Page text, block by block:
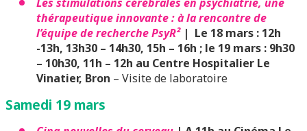
thérapeutique innovante : à la rencontre de
l’équipe de recherche PsyR² | Le 18 mars : 12h
-13h, 13h30 – 14h30, 15h – 16h ; le 19 mars : 9h30
– 10h30, 11h – 12h au Centre Hospitalier Le
Vinatier, Bron – Visite de laboratoire
Samedi 19 mars